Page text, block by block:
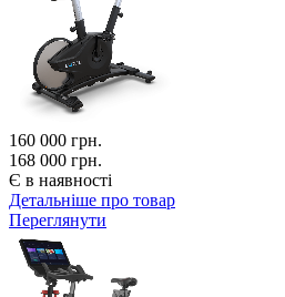
160 000 грн.
168 000 грн.
Є в наявності
Детальніше про товар
Переглянути